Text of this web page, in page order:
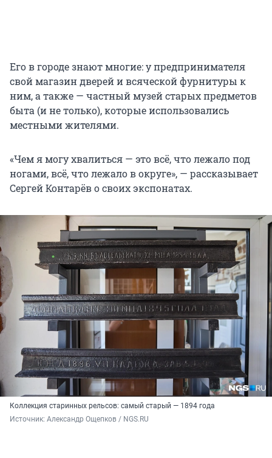
Его в городе знают многие: у предпринимателя
свой магазин дверей и всяческой фурнитуры к
ним, а также — частный музей старых предметов
быта (и не только), которые использовались
местными жителями.
«Чем я могу хвалиться — это всё, что лежало под
ногами, всё, что лежало в округе», — рассказывает
Сергей Контарёв о своих экспонатах.
Коллекция старинных рельсов: самый старый — 1894 года
Источник: Александр Ощепков / NGS.RU